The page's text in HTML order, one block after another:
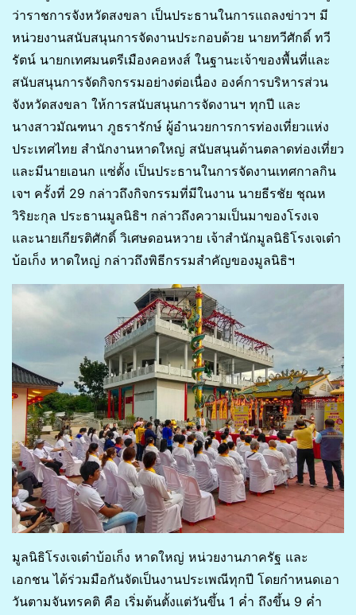
ว่าราชการจังหวัดสงขลา เป็นประธานในการแถลงข่าวฯ มี
หน่วยงานสนับสนุนการจัดงานประกอบด้วย นายทวีศักดิ์ ทวี
รัตน์ นายกเทศมนตรีเมืองคอหงส์ ในฐานะเจ้าของพื้นที่และ
สนับสนุนการจัดกิจกรรมอย่างต่อเนื่อง องค์การบริหารส่วน
จังหวัดสงขลา ให้การสนับสนุนการจัดงานฯ ทุกปี และ
นางสาวมัณฑนา ภูธรารักษ์ ผู้อำนวยการการท่องเที่ยวแห่ง
ประเทศไทย สำนักงานหาดใหญ่ สนับสนุนด้านตลาดท่องเที่ยว
และมีนายเอนก แซ่ตั้ง เป็นประธานในการจัดงานเทศกาลกิน
เจฯ ครั้งที่ 29 กล่าวถึงกิจกรรมที่มีในงาน นายธีรชัย ชุณห
วิริยะกุล ประธานมูลนิธิฯ กล่าวถึงความเป็นมาของโรงเจ
และนายเกียรติศักดิ์ วิเศษดอนหวาย เจ้าสำนักมูลนิธิโรงเจเต๋า
บ้อเก็ง หาดใหญ่ กล่าวถึงพิธีกรรมสำคัญของมูลนิธิฯ
มูลนิธิโรงเจเต๋าบ้อเก็ง หาดใหญ่ หน่วยงานภาครัฐ และ
เอกชน ได้ร่วมมือกันจัดเป็นงานประเพณีทุกปี โดยกำหนดเอา
วันตามจันทรคติ คือ เริ่มต้นตั้งแต่วันขึ้น 1 ค่ำ ถึงขึ้น 9 ค่ำ